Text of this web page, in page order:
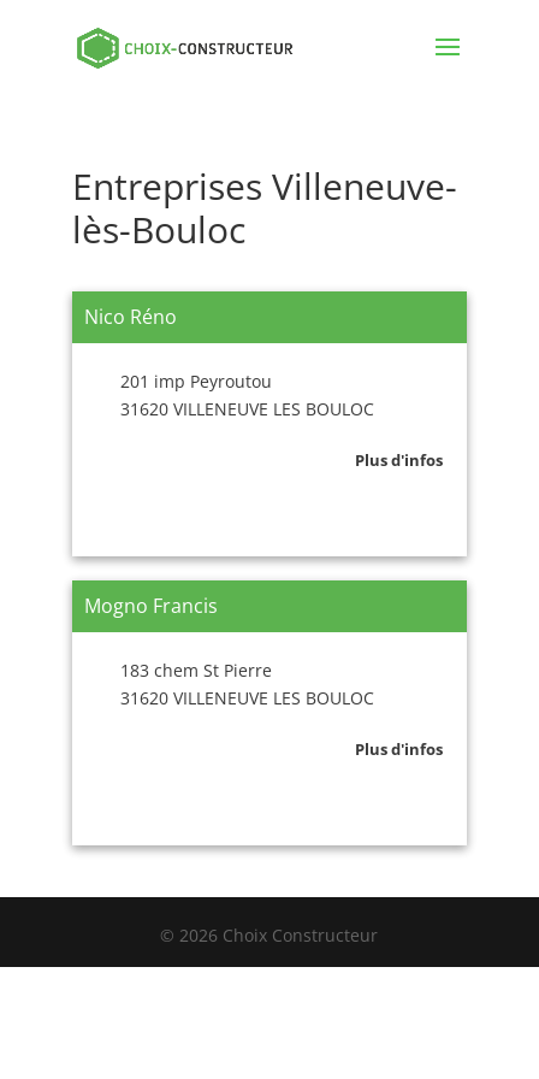
Entreprises Villeneuve-
lès-Bouloc
Nico Réno
201 imp Peyroutou
31620 VILLENEUVE LES BOULOC
Plus d'infos
Mogno Francis
183 chem St Pierre
31620 VILLENEUVE LES BOULOC
Plus d'infos
© 2026 Choix Constructeur